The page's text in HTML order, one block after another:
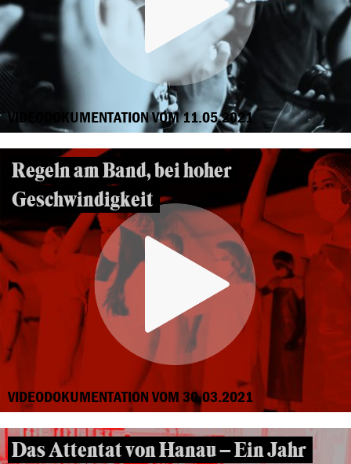
VIDEODOKUMENTATION VOM 11.05.2021
Regeln am Band, bei hoher
Geschwindigkeit
VIDEODOKUMENTATION VOM 30.03.2021
Das Attentat von Hanau – Ein Jahr